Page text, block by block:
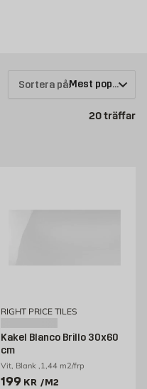
Sortera på:
20träffar
RIGHT PRICE TILES
Kakel Blanco Brillo 30x60
cm
Vit, Blank ,1,44 m2/frp
Pris 199 kr /m2
199 KR /M2